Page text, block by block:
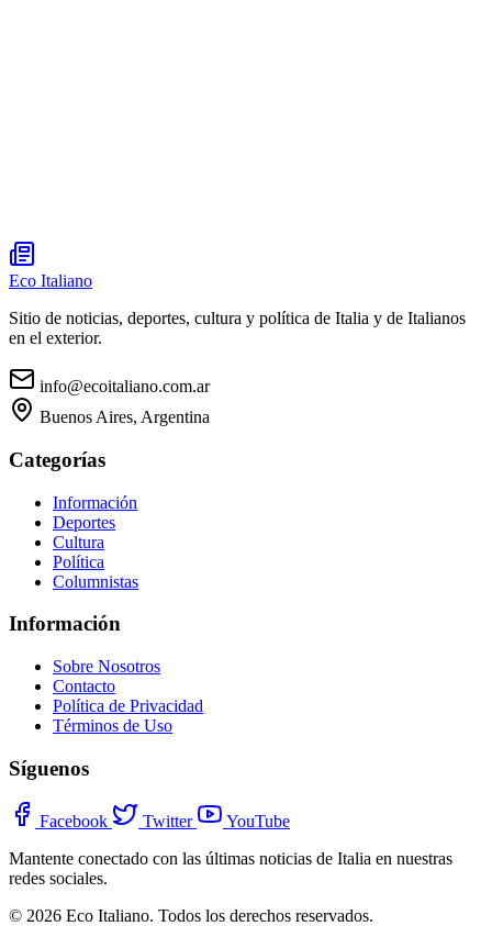
Eco Italiano
Sitio de noticias, deportes, cultura y política de Italia y de Italianos
en el exterior.
info@ecoitaliano.com.ar
Buenos Aires, Argentina
Categorías
Información
Deportes
Cultura
Política
Columnistas
Información
Sobre Nosotros
Contacto
Política de Privacidad
Términos de Uso
Síguenos
Facebook Twitter
YouTube
Mantente conectado con las últimas noticias de Italia en nuestras
redes sociales.
© 2026 Eco Italiano. Todos los derechos reservados.